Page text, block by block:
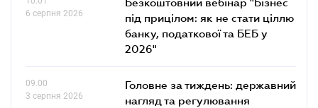
6 серпня 2026
під прицілом: як не стати ціллю
банку, податкової та БЕБ у
2026"
09.00
3 серпня 2026
Головне за тиждень: державний
нагляд та регулювання